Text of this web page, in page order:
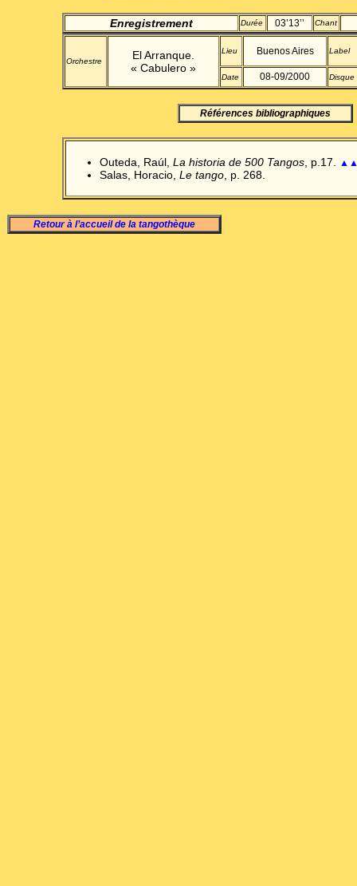
Enregistrement Durée 03’13’’ Chant
Orchestre ElArranque
« Cabulero »
Lieu Buenos Aires Label
Date 08-09/2000 Disque
Références bibliographiques
Outeda, Raúl, La historia de 500 Tangos , p.17.
Salas, Horacio, Le tango , p. 268.
Retour à l’accueil de la tangothèque